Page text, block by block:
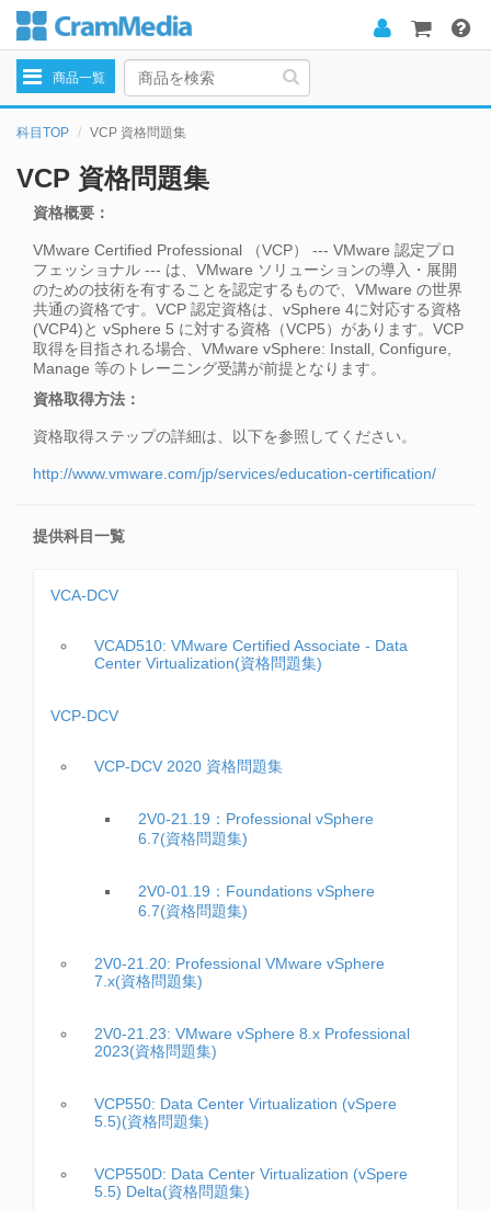
navigation
商品一覧
科目TOP VCP 資格問題集
VCP 資格問題集
資格概要：
VMware Certified Professional （VCP） --- VMware 認定プロ
フェッショナル --- は、VMware ソリューションの導入・展開
のための技術を有することを認定するもので、VMware の世界
共通の資格です。VCP 認定資格は、vSphere 4に対応する資格
(VCP4)と vSphere 5 に対する資格（VCP5）があります。VCP
取得を目指される場合、VMware vSphere: Install, Configure,
Manage 等のトレーニング受講が前提となります。
資格取得方法：
資格取得ステップの詳細は、以下を参照してください。
http://www.vmware.com/jp/services/education-certification/
提供科目一覧
VCA-DCV
VCAD510: VMware Certified Associate - Data
Center Virtualization(資格問題集)
VCP-DCV
VCP-DCV 2020 資格問題集
2V0-21.19：Professional vSphere
6.7(資格問題集)
2V0-01.19：Foundations vSphere
6.7(資格問題集)
2V0-21.20: Professional VMware vSphere
7.x(資格問題集)
2V0-21.23: VMware vSphere 8.x Professional
2023(資格問題集)
VCP550: Data Center Virtualization (vSpere
5.5)(資格問題集)
VCP550D: Data Center Virtualization (vSpere
5.5) Delta(資格問題集)